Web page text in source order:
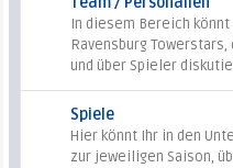
In diesem Bereich
Ravensburg
und über Spieler
Spiele
Hier könnt Ihr in den
zur jeweiligen Saison,